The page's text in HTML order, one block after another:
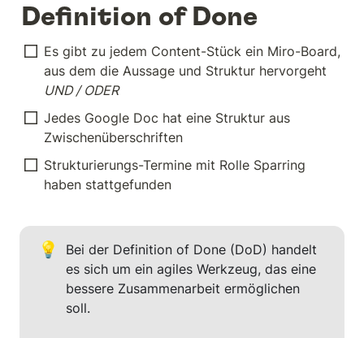
Definition of Done
Es gibt zu jedem Content-Stück ein Miro-Board,
UND / ODER
Jedes Google Doc hat eine Struktur aus
Zwischenüberschriften
Strukturierungs-Termine mit Rolle Sparring
haben stattgefunden
💡
Bei der Definition of Done (DoD) handelt
es sich um ein agiles Werkzeug, das eine
bessere Zusammenarbeit ermöglichen
soll.